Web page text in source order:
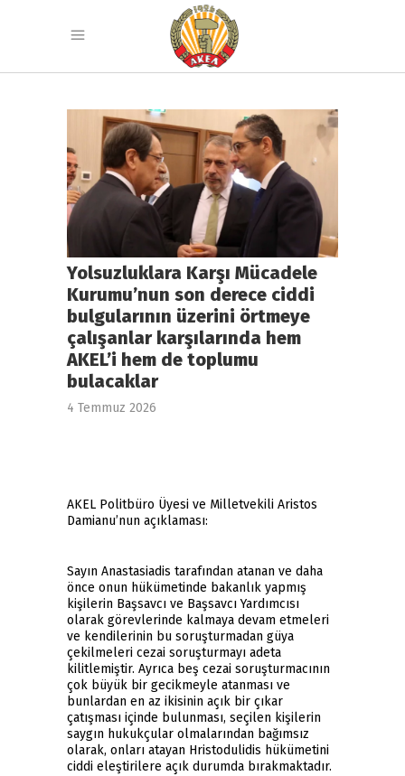
Yolsuzluklara Karşı Mücadele
Kurumu’nun son derece ciddi
bulgularının üzerini örtmeye
çalışanlar karşılarında hem
AKEL’i hem de toplumu
bulacaklar
4 Temmuz 2026
AKEL Politbüro Üyesi ve Milletvekili Aristos
Damianu’nun açıklaması:
Sayın Anastasiadis tarafından atanan ve daha
önce onun hükümetinde bakanlık yapmış
kişilerin Başsavcı ve Başsavcı Yardımcısı
olarak görevlerinde kalmaya devam etmeleri
ve kendilerinin bu soruşturmadan güya
çekilmeleri cezai soruşturmayı adeta
kilitlemiştir. Ayrıca beş cezai soruşturmacının
çok büyük bir gecikmeyle atanması ve
bunlardan en az ikisinin açık bir çıkar
çatışması içinde bulunması, seçilen kişilerin
saygın hukukçular olmalarından bağımsız
olarak, onları atayan Hristodulidis hükümetini
ciddi eleştirilere açık durumda bırakmaktadır.